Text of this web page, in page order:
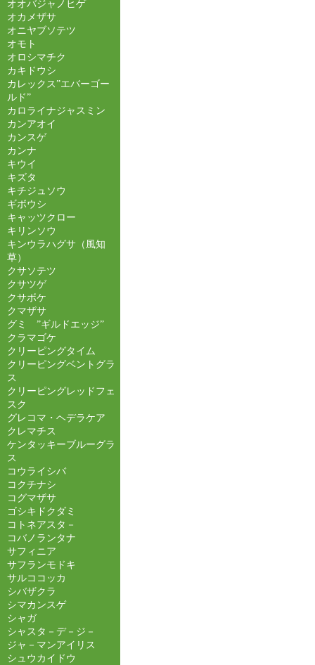
オオバジャノヒゲ
オカメザサ
オニヤブソテツ
オモト
オロシマチク
カキドウシ
カレックス”エバーゴー
ルド”
カロライナジャスミン
カンアオイ
カンスゲ
カンナ
キウイ
キズタ
キチジュソウ
ギボウシ
キャッツクロー
キリンソウ
キンウラハグサ（風知
草）
クサソテツ
クサツゲ
クサボケ
クマザサ
グミ ”ギルドエッジ”
クラマゴケ
クリーピングタイム
クリーピングベントグラ
ス
クリーピングレッドフェ
スク
グレコマ・ヘデラケア
クレマチス
ケンタッキーブルーグラ
ス
コウライシバ
コクチナシ
コグマザサ
ゴシキドクダミ
コトネアスタ－
コバノランタナ
サフィニア
サフランモドキ
サルココッカ
シバザクラ
シマカンスゲ
シャガ
シャスタ－デ－ジ－
ジャ－マンアイリス
シュウカイドウ